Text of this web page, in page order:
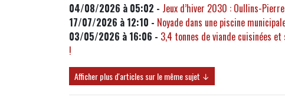
04/08/2026 à 05:02 - Jeux d’hiver 2030 : Oullins-
17/07/2026 à 12:10 - Noyade dans une piscine
03/05/2026 à 16:06 - 3,4 tonnes de viande cuisinées
!
Afficher plus d'articles sur le même sujet ↓